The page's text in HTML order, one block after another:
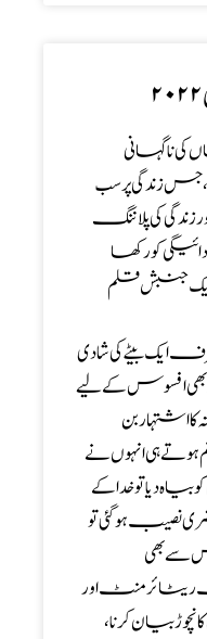
ناگہانی
زندگی پر سب
زندگی کی پلاننگ
کو رکھا
جنبش قلم
بیٹے کی شادی
افسوس کے لیے
اشتہار بن
ہی انہوں نے
دیا تو خدا کے
نصیب ہو گئی تو
سے بھی
اور
نچوڑ بیان کرنا،